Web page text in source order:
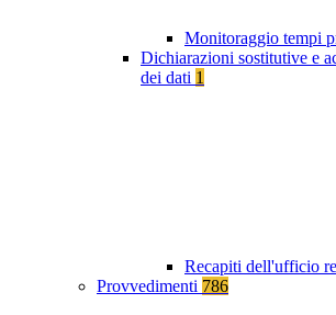
Monitoraggio tempi
Dichiarazioni sostitutive e
dei dati 1
Recapiti dell'ufficio
Provvedimenti 786